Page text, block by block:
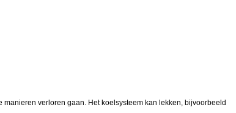
verloren gaan. Het koelsysteem kan lekken, bijvoorbeeld